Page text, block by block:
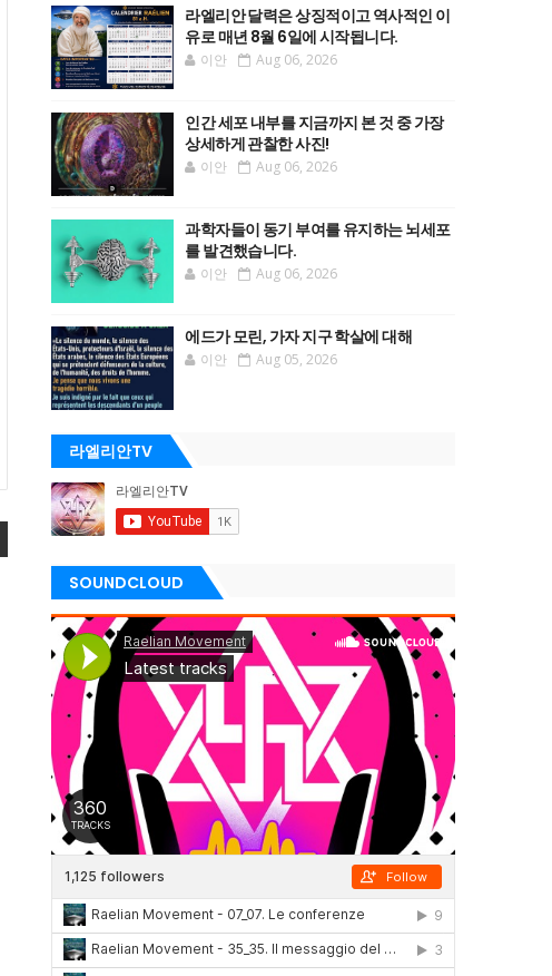
라엘리안 달력은 상징적이고 역사적인 이
유로 매년 8월 6일에 시작됩니다.
이안 Aug 06, 2026
인간 세포 내부를 지금까지 본 것 중 가장
상세하게 관찰한 사진!
이안 Aug 06, 2026
과학자들이 동기 부여를 유지하는 뇌세포
를 발견했습니다.
이안 Aug 06, 2026
에드가 모린, 가자 지구 학살에 대해
이안 Aug 05, 2026
라엘리안TV
SOUNDCLOUD